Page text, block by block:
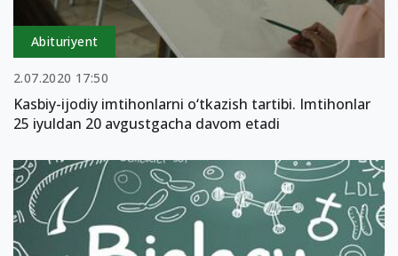
Abituriyent
2.07.2020 17:50
Kasbiy-ijodiy imtihonlarni o‘tkazish tartibi. Imtihonlar
25 iyuldan 20 avgustgacha davom etadi